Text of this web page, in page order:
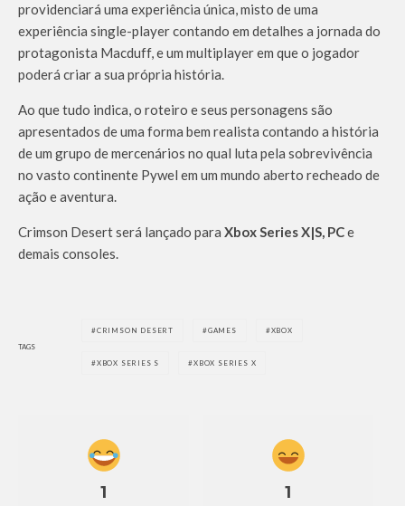
providenciará uma experiência única, misto de uma
experiência single-player contando em detalhes a jornada do
protagonista Macduff, e um multiplayer em que o jogador
poderá criar a sua própria história.
Ao que tudo indica, o roteiro e seus personagens são
apresentados de uma forma bem realista contando a história
de um grupo de mercenários no qual luta pela sobrevivência
no vasto continente Pywel em um mundo aberto recheado de
ação e aventura.
Crimson Desert será lançado para Xbox Series X|S, PCe
demais consoles.
TAGS
CRIMSON DESERT GAMES XBOX
XBOX SERIES S XBOX SERIES X
1 1